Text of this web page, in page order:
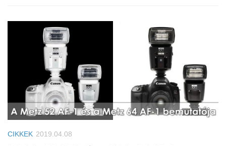
CIKKEK 2019.04.08